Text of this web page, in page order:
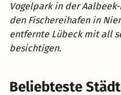
Vogelpark in der
den Fischereihafen in
entfernte Lübeck mit all
besichtigen.
Beliebteste